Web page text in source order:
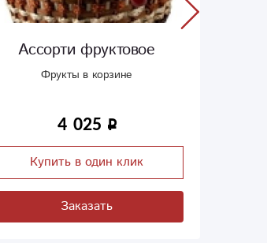
Ассорти фруктовое
Фрукты в корзине
4 025
Купить в один клик
Заказать